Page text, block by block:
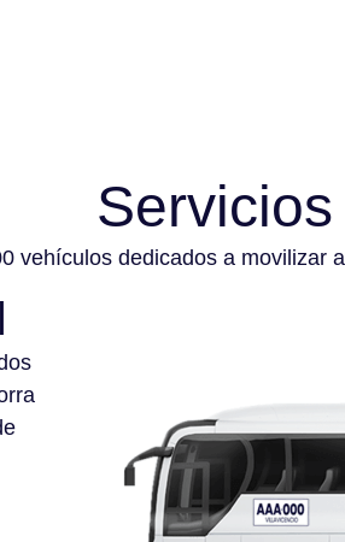
Servicios
vehículos dedicados a movilizar